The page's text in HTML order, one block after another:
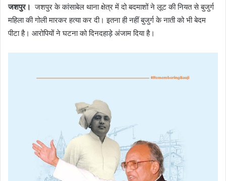
जशपुर। जशपुर के कांसाबेल थाना क्षेत्र में दो बदमाशों ने लूट की नियत से बुजुर्ग
महिला की गोली मारकर हत्या कर दी। इतना ही नहीं बुजुर्ग के नाती को भी बेदम
पीटा है। आरोपियों ने घटना को दिनदहाड़े अंजाम दिया है।